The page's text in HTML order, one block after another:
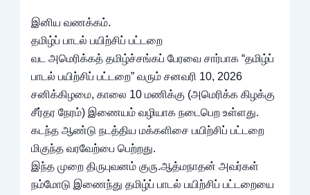
இனிய வணக்கம்.
தமிழ்ப் பாடல் பயிற்சிப் பட்டறை
வட அமெரிக்கத் தமிழ்ச்சங்கப் பேரவை சார்பாக “தமிழ்ப்
பாடல் பயிற்சிப் பட்டறை” வரும் சனவரி 10, 2026
சனிக்கிழமை, காலை 10 மணிக்கு (அமெரிக்க கிழக்கு
சீர்தர நேரம்) இணையம் வழியாக நடைபெற உள்ளது.
கடந்த ஆண்டு நடத்திய மக்களிசை பயிற்சிப் பட்டறை
மிகுந்த வரவேற்பை பெற்றது.
இந்த முறை திருபுவனம் குரு.ஆத்மநாதன் அவர்கள்
நம்மோடு இணைந்து தமிழ்ப் பாடல் பயிற்சிப் பட்டறையை